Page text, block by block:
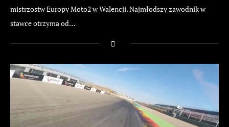
mistrzostw Europy Moto2 w Walencji. Najmłodszy zawodnik w
stawce otrzyma od…